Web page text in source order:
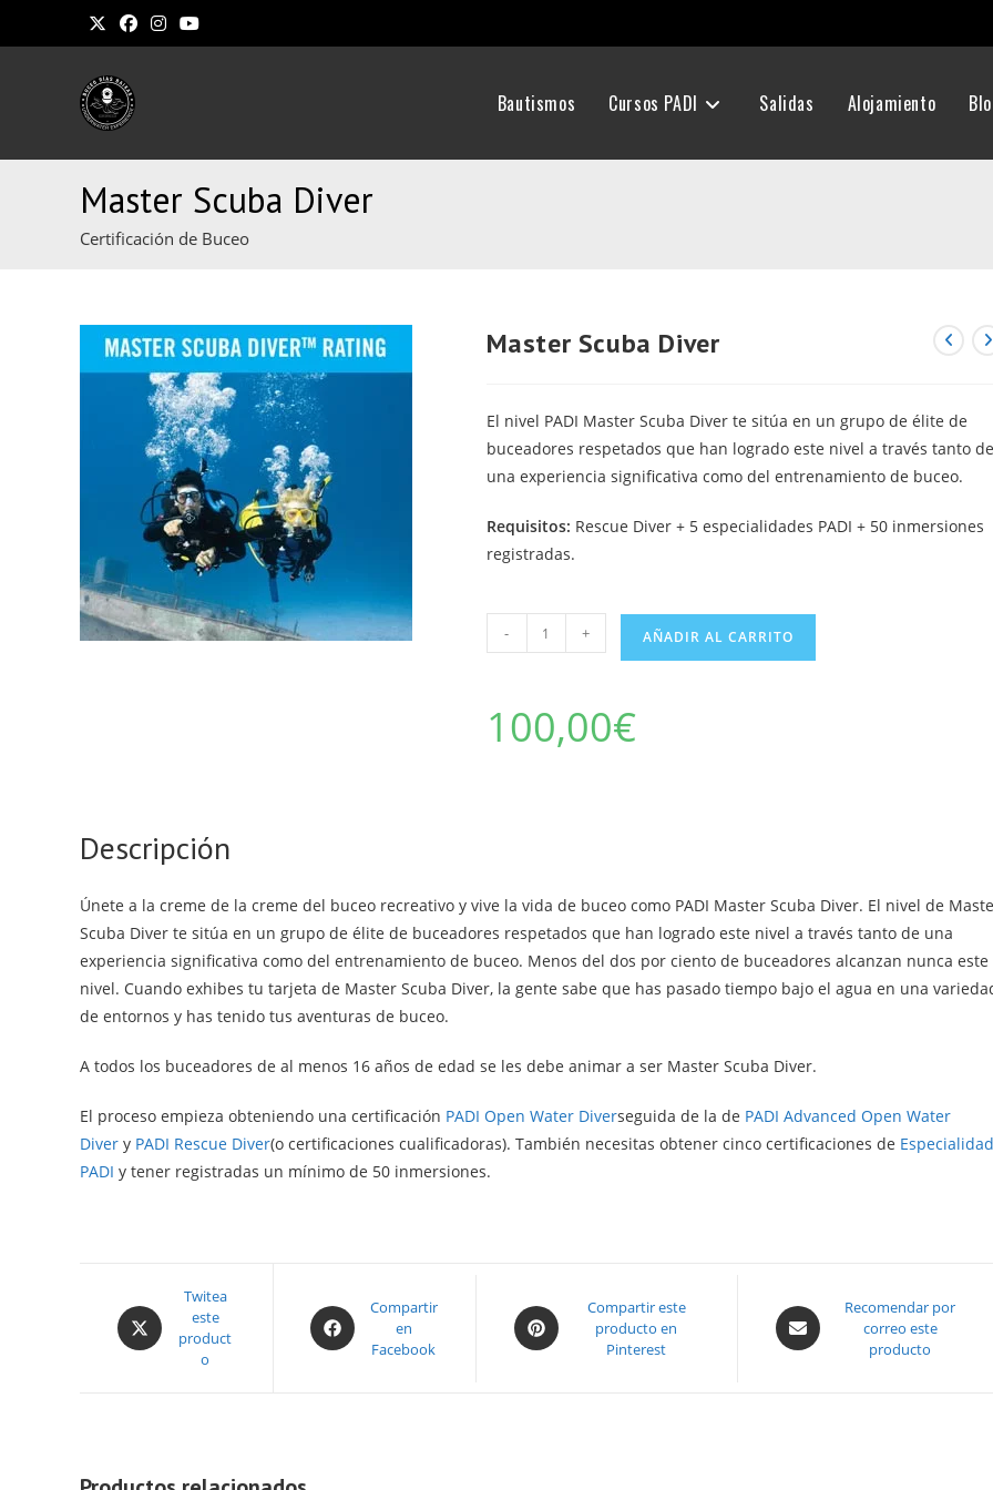
Bautismos Cursos PADI Salidas Alojamiento
Master Scuba Diver
Certificación de Buceo
Master Scuba Diver
El nivel PADI Master Scuba Diver te sitúa en un grupo de élite de
buceadores respetados que han logrado este nivel a través tanto de
una experiencia significativa como del entrenamiento de buceo.
Requisitos: Rescue Diver + 5 especialidades PADI + 50 inmersiones
registradas.
Scuba
cantidad
- + AÑADIR AL CARRITO
100,00€
Descripción
Únete a la creme de la creme del buceo recreativo y vive la vida de buceo como PADI Master Scuba Diver. El nivel de
Scuba Diver te sitúa en un grupo de élite de buceadores respetados que han logrado este nivel a través tanto de una
experiencia significativa como del entrenamiento de buceo. Menos del dos por ciento de buceadores alcanzan nunca este
nivel. Cuando exhibes tu tarjeta de Master Scuba Diver, la gente sabe que has pasado tiempo bajo el agua en una
de entornos y has tenido tus aventuras de buceo.
A todos los buceadores de al menos 16 años de edad se les debe animar a ser Master Scuba Diver.
El proceso empieza obteniendo una certificación PADI Open Water Diverseguida de la de PADI Advanced Open Water
Diver y PADI Rescue Diver(o certificaciones cualificadoras). También necesitas obtener cinco certificaciones de Especialidad
PADI y tener registradas un mínimo de 50 inmersiones.
in
a
Twitea
este
product
o
Opens
in
Compartir
en
Facebook
Opens
in
Compartir este
producto en
Pinterest
Opens
in
Recomendar por
correo este
producto